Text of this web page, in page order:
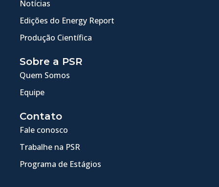
Notícias
Edições do Energy Report
Produção Científica
Sobre a PSR
Quem Somos
Equipe
Contato
Fale conosco
Trabalhe na PSR
Programa de Estágios